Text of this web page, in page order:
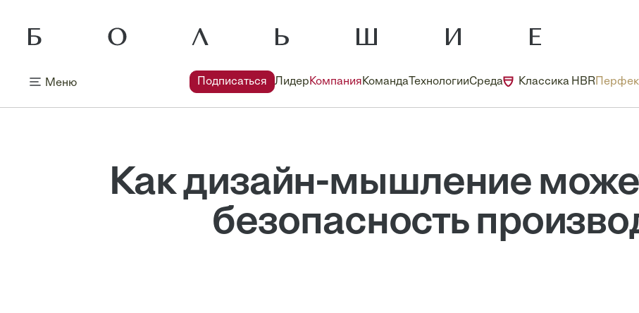
Меню Подписаться ЛидерКомпанияКоманда ТехнологииСреда Классика HBR
Как дизайн-мышление
безопасность